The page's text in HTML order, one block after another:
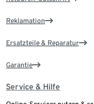
Reklamation
Ersatzteile & Reparatur
Garantie
Service & Hilfe